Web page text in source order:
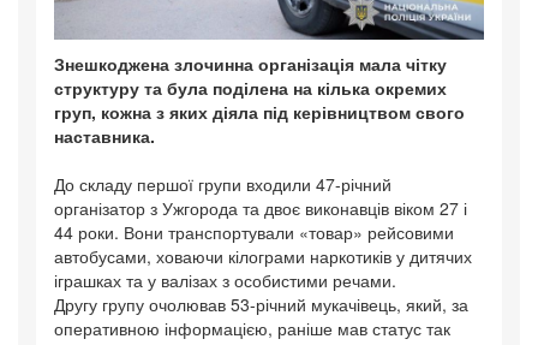
Знешкоджена злочинна організація мала чітку
структуру та була поділена на кілька окремих
груп, кожна з яких діяла під керівництвом свого
наставника.
До складу першої групи входили 47-річний
організатор з Ужгорода та двоє виконавців віком 27 і
44 роки. Вони транспортували «товар» рейсовими
автобусами, ховаючи кілограми наркотиків у дитячих
іграшках та у валізах з особистими речами.
Другу групу очолював 53-річний мукачівець, який, за
оперативною інформацією, раніше мав статус так